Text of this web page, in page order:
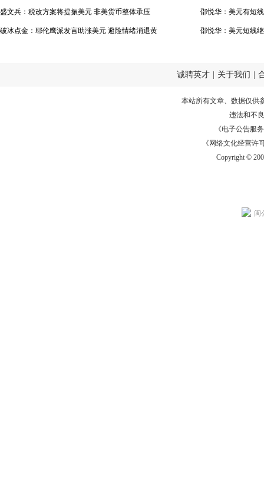
盛文兵：税改方案将提振美元 非美货币整体承压
破冰点金：耶伦鹰派发言助涨美元 避险情绪消退黄
邵悦华：美元有短
会
邵悦华：美元短线
诚聘英才 关于我们
本站所有文章、数据仅供
违法和不
《电子公告服务
《网络文化经营许
Copyright ©
闽